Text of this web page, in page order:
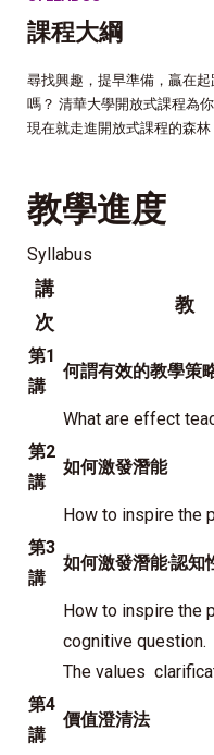
課程大綱
尋找興趣，提早準備，贏在
嗎？ 清華大學開放式課程為
現在就走進開放式課程的森
教學進度
Syllabus
講
次
教
第1
講
何謂有效的教學策
What are effect
第2
講
如何激發潛能
How to inspire the
第3
講
如何激發潛能‧認知
How to inspire the
cognitive question.
The values
第4
講
價值澄清法